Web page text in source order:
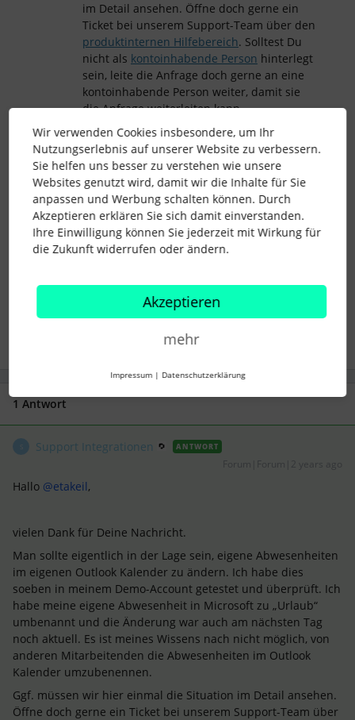
im Detail ansehen. Öffne doch gerne ein
Ticket bei unserem Support-Team über den
produktinternen Hilfebereich. Solltest Du
nicht als kontoinhabende Person hinterlegt
sein, leite die Anfrage doch gerne an eine
kontoinhabende Person weiter, damit sie
die Anfrage weiterleiten kann.
Besten Dank und liebe Grüße
Susan
1 Personen gefällt dies
1 Antwort
Support Integrationen ANTWORT
Hallo @etakeil,
vielen Dank für Deine Nachricht.
Man sollte eigentlich in der Lage sein, eigene Abwesenheiten
im eigenen Outlook Kalender zu ändern. Ich habe dies
soeben in meinem Demo-Account getestet und überprüft. Ich
habe meine eigene Abwesenheit in Microsoft zu „Urlaub“
umbenannt und die Änderung war auch am nächsten Tag
noch aktuell. Es ist meines Wissens nach nicht möglich, von
anderen Mitarbeitenden die Abwesenheiten im Outlook
Kalender umzubenennen.
Ggf. müssen wir hier einmal die Situation im Detail ansehen.
Öffne doch gerne ein Ticket bei unserem Support-Team über
Wir verwenden Cookies insbesondere, um Ihr
Nutzungserlebnis auf unserer Website zu verbessern.
Sie helfen uns besser zu verstehen wie unsere
Websites genutzt wird, damit wir die Inhalte für Sie
anpassen und Werbung schalten können. Durch
Akzeptieren erklären Sie sich damit einverstanden.
Ihre Einwilligung können Sie jederzeit mit Wirkung für
die Zukunft widerrufen oder ändern.
Akzeptieren
mehr
Impressum | Datenschutzerklärung